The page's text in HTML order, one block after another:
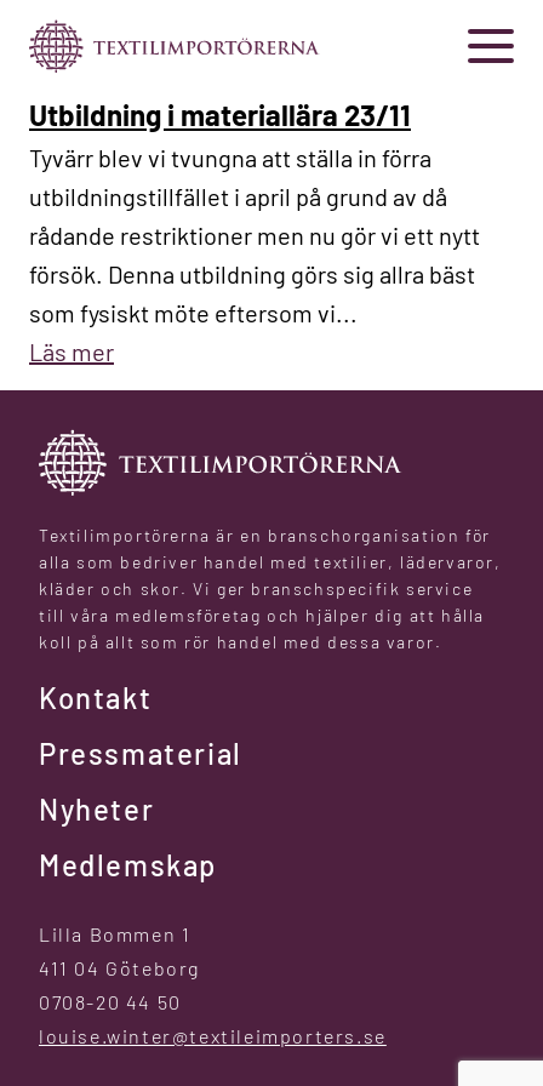
Utbildning i materiallära 23/11
Tyvärr blev vi tvungna att ställa in förra
utbildningstillfället i april på grund av då
rådande restriktioner men nu gör vi ett nytt
försök. Denna utbildning görs sig allra bäst
som fysiskt möte eftersom vi...
Läs mer
Textilimportörerna är en branschorganisation för
alla som bedriver handel med textilier, lädervaror,
kläder och skor. Vi ger branschspecifik service
till våra medlemsföretag och hjälper dig att hålla
koll på allt som rör handel med dessa varor.
Kontakt
Pressmaterial
Nyheter
Medlemskap
Lilla Bommen 1
411 04 Göteborg
0708-20 44 50
louise.winter@textileimporters.se